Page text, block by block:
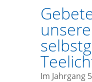
Im Jahrgang